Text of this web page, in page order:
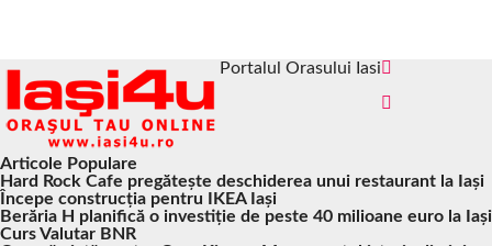
Portalul Orasului Iasi
Articole Populare
Hard Rock Cafe pregătește deschiderea unui restaurant la Iași
Începe construcția pentru IKEA Iași
Berăria H planifică o investiție de peste 40 milioane euro la Iași
Curs Valutar BNR